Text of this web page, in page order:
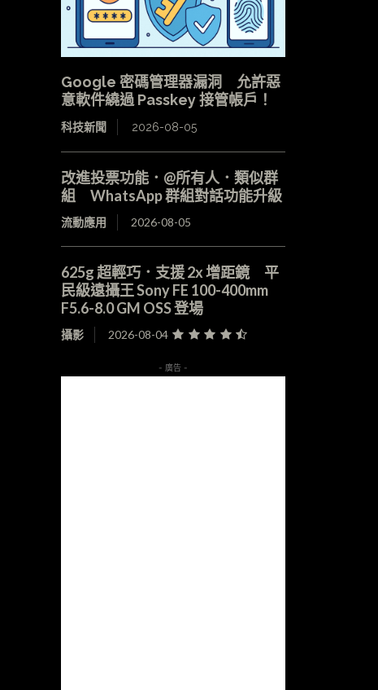
Google 密碼管理器漏洞 允許惡
意軟件繞過 Passkey 接管帳戶！
科技新聞 2026-08-05
改進投票功能．@所有人．類似群
組 WhatsApp 群組對話功能升級
流動應用 2026-08-05
625g 超輕巧．支援 2x 增距鏡 平
民級遠攝王 Sony FE 100-400mm
F5.6-8.0 GM OSS 登場
攝影 2026-08-04
- 廣告 -